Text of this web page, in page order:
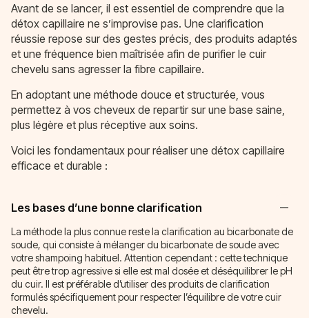
Avant de se lancer, il est essentiel de comprendre que la
détox capillaire ne s’improvise pas. Une clarification
réussie repose sur des gestes précis, des produits adaptés
et une fréquence bien maîtrisée afin de purifier le cuir
chevelu sans agresser la fibre capillaire.
En adoptant une méthode douce et structurée, vous
permettez à vos cheveux de repartir sur une base saine,
plus légère et plus réceptive aux soins.
Voici les fondamentaux pour réaliser une détox capillaire
efficace et durable :
Les bases d’une bonne clarification
La méthode la plus connue reste la clarification au bicarbonate de
soude, qui consiste à mélanger du bicarbonate de soude avec
votre shampoing habituel. Attention cependant : cette technique
peut être trop agressive si elle est mal dosée et déséquilibrer le pH
du cuir. Il est préférable d’utiliser des produits de clarification
formulés spécifiquement pour respecter l’équilibre de votre cuir
chevelu.